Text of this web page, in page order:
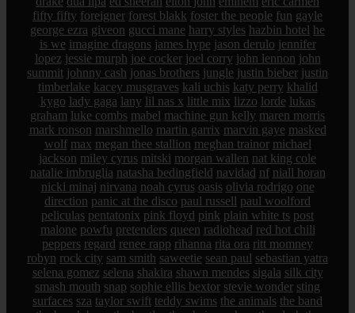
fifty fifty foreigner forest blakk foster the people fun gayle
george ezra giveon gucci mane harry styles hazbin hotel he
is we imagine dragons james hype jason derulo jennifer
lopez jessie murph joe cocker joel corry john lennon john
summit johnny cash jonas brothers jungle justin bieber justin
timberlake kacey musgraves kali uchis katy perry khalid
kygo lady gaga lany lil nas x little mix lizzo lorde lukas
graham luke combs mabel machine gun kelly maren morris
mark ronson marshmello martin garrix marvin gaye masked
wolf max megan thee stallion meghan trainor michael
jackson miley cyrus mitski morgan wallen nat king cole
natalie imbruglia natasha bedingfield navidad nf niall horan
nicki minaj nirvana noah cyrus oasis olivia rodrigo one
direction panic at the disco paul russell paul woolford
peliculas pentatonix pink floyd pink plain white ts post
malone powfu pretenders queen radiohead red hot chili
peppers regard renee rapp rihanna rita ora ritt momney
robyn rock city sam smith saweetie sean paul sebastian yatra
selena gomez selena shakira shawn mendes sigala silk city
smash mouth snap sophie ellis bextor stevie wonder sting
surfaces sza taylor swift teddy swims the animals the band